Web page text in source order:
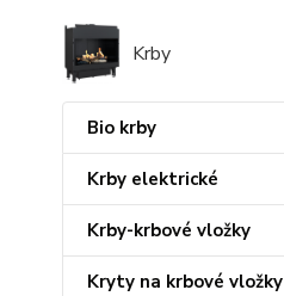
Krby
Bio krby
Krby elektrické
Krby-krbové vložky
Kryty na krbové vložky